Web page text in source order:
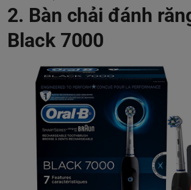
2. Bàn chải đánh
Black 7000